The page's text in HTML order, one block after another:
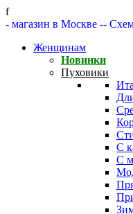
f
- магазин в Москве --
Женщинам
Новинки
Пуховики
С
С